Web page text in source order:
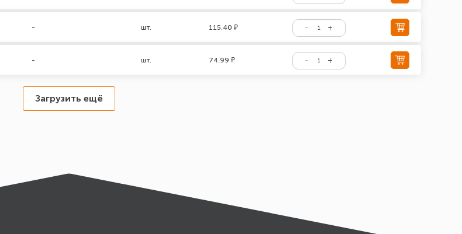
- шт. 115.40 ₽
- шт. 74.99 ₽
Загрузить ещё